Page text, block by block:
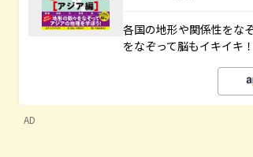
各国の地形や関係性をな
をなぞって脳もイキイキ！
AD